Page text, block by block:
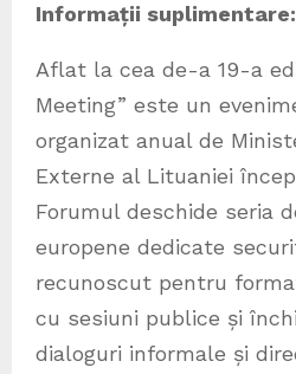
Informații suplimentare:
Aflat la cea de-a 19-a
Meeting” este un
organizat anual de
Externe al Lituaniei
Forumul deschide seria
europene dedicate
recunoscut pentru
cu sesiuni publice și
dialoguri informale și